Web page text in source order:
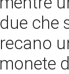
due che
recano
monete